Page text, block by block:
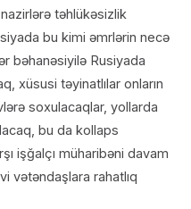
təhlükəsizlik
bu kimi əmrlərin necə
bəhanəsiyilə Rusiyada
xüsusi təyinatlılar onların
soxulacaqlar, yollarda
bu da kollaps
işğalçı müharibəni davam
vətəndaşlara rahatlıq